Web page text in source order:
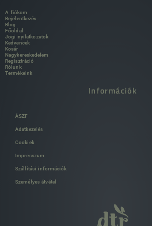
A fiókom
Bejelentkezés
Blog
Főoldal
Jogi nyilatkozatok
Kedvencek
Kosár
Nagykereskedelem
Regisztráció
Rólunk
Termékeink
Információk
ÁSZF
Adatkezelés
Cookiek
Impresszum
Szállítási információk
Személyes átvétel